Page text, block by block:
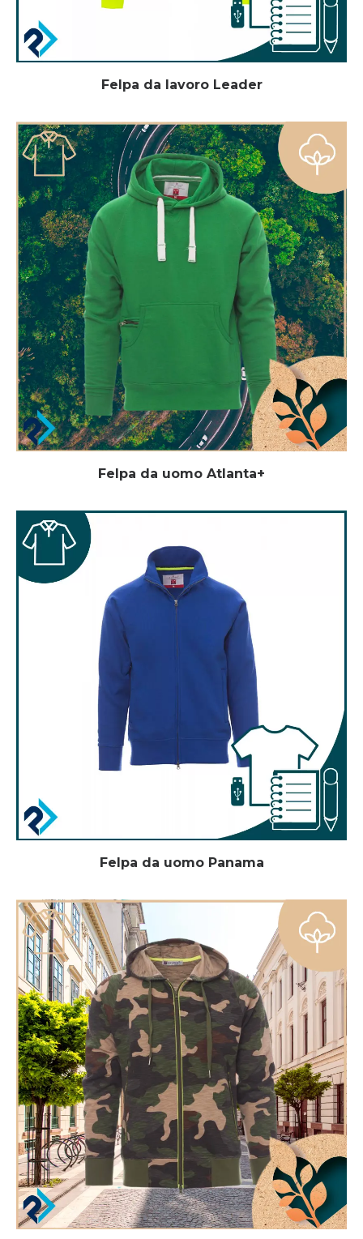
Felpa da lavoro Leader
Felpa da uomo Atlanta+
Felpa da uomo Panama